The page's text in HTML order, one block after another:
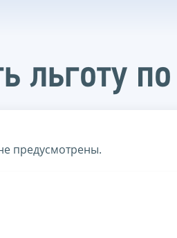
льготу
предусмотрены.